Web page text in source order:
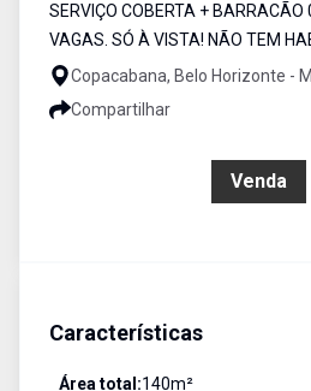
SERVIÇO COBERTA + BARRACÃO
VAGAS. SÓ À VISTA! NÃO TEM
Copacabana, Belo Horizonte -
Compartilhar
Venda
Características
Área total:140m²